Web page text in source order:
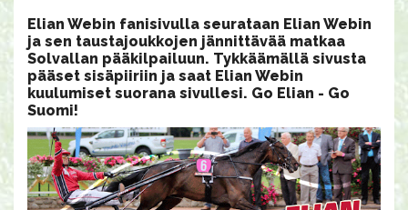
​Elian Webin fanisivulla seurataan Elian Webin
ja sen taustajoukkojen jännittävää matkaa
Solvallan pääkilpailuun. Tykkäämällä sivusta
pääset sisäpiiriin ja saat Elian Webin
kuulumiset suorana sivullesi. Go Elian - Go
Suomi!